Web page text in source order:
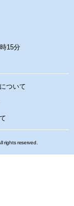
15分
ついて
rights reserved.